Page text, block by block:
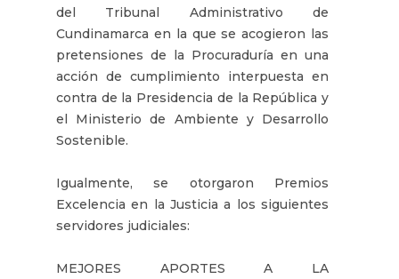
del Tribunal Administrativo de
Cundinamarca en la que se acogieron las
pretensiones de la Procuraduría en una
acción de cumplimiento interpuesta en
contra de la Presidencia de la República y
el Ministerio de Ambiente y Desarrollo
Sostenible.
Igualmente, se otorgaron Premios
Excelencia en la Justicia a los siguientes
servidores judiciales:
MEJORES APORTES A LA